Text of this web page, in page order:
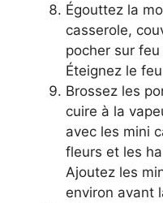
Égouttez la
casserole,
pocher sur
Éteignez le
Brossez les
cuire à la
avec les mini
fleurs et les
Ajoutez les
environ avant